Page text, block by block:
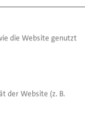
der
die Website genutzt
der Website (z. B.